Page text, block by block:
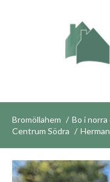
Bromöllahem
Bo i
Centrum Södra